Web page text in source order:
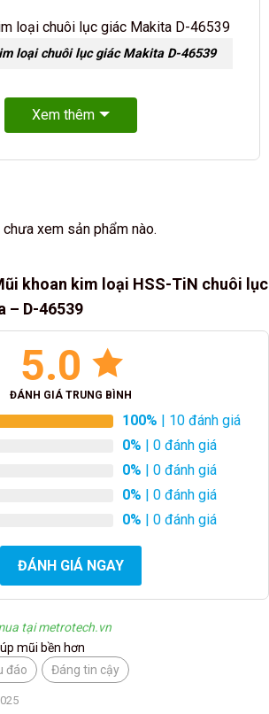
loại chuôi lục giác Makita D-46539
Xem thêm
chưa xem sản phẩm nào.
khoan kim loại HSS-TiN chuôi lục
– D-46539
5.0
ĐÁNH GIÁ TRUNG BÌNH
100% | 10 đánh giá
0% | 0 đánh giá
0% | 0 đánh giá
0% | 0 đánh giá
0% | 0 đánh giá
ĐÁNH GIÁ NGAY
tại metrotech.vn
mũi bền hơn
đáo
Đáng tin cậy